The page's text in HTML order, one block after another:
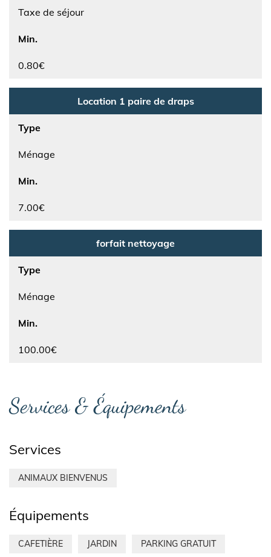
Taxe de séjour
Min.
0.80€
Location 1 paire de draps
Type
Ménage
Min.
7.00€
forfait nettoyage
Type
Ménage
Min.
100.00€
Services & Équipements
Services
ANIMAUX BIENVENUS
Équipements
CAFETIÈRE JARDIN PARKING GRATUIT